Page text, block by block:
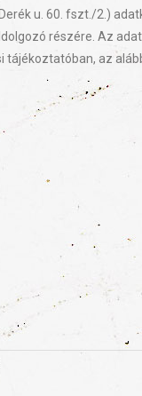
u. 60. fszt./2.)
részére. Az
tájékoztatóban, az